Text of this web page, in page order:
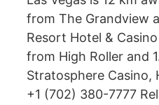
from The Grandview
Resort Hotel &
from High Roller and
Stratosphere Casino,
+1 (702) 380-7777